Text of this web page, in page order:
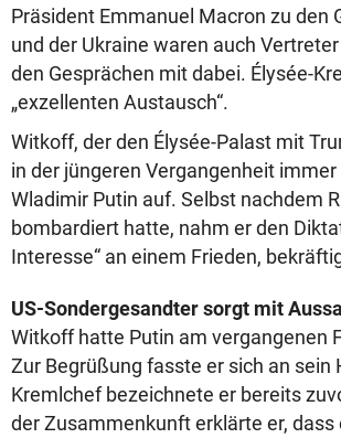
Präsident Emmanuel Macron zu den
und der Ukraine waren auch
den Gesprächen mit dabei. Élysée-
„exzellenten Austausch“.
Witkoff, der den Élysée-Palast mit
in der jüngeren Vergangenheit
Wladimir Putin auf. Selbst nachdem
bombardiert hatte, nahm er den
Interesse“ an einem Frieden,
US-Sondergesandter sorgt mit
Witkoff hatte Putin am vergangenen
Zur Begrüßung fasste er sich an
Kremlchef bezeichnete er bereits
der Zusammenkunft erklärte er,